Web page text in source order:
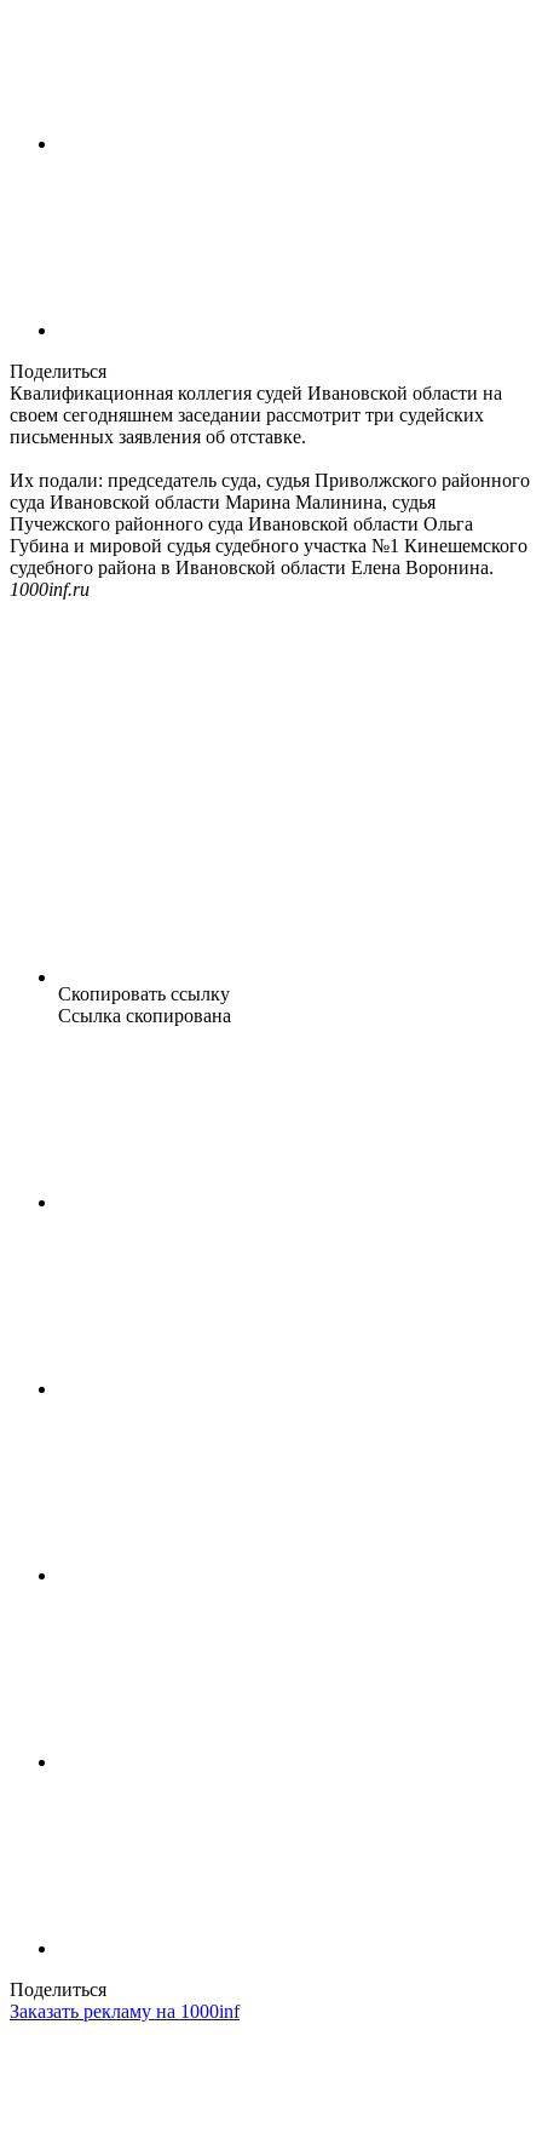
Поделиться
Квалификационная коллегия судей Ивановской области на
своем сегодняшнем заседании рассмотрит три судейских
письменных заявления об отставке.
Их подали: председатель суда, судья Приволжского районного
суда Ивановской области Марина Малинина, судья
Пучежского районного суда Ивановской области Ольга
Губина и мировой судья судебного участка №1 Кинешемского
судебного района в Ивановской области Елена Воронина.
1000inf.ru
Скопировать ссылку
Ссылка скопирована
Поделиться
Заказать рекламу на 1000inf